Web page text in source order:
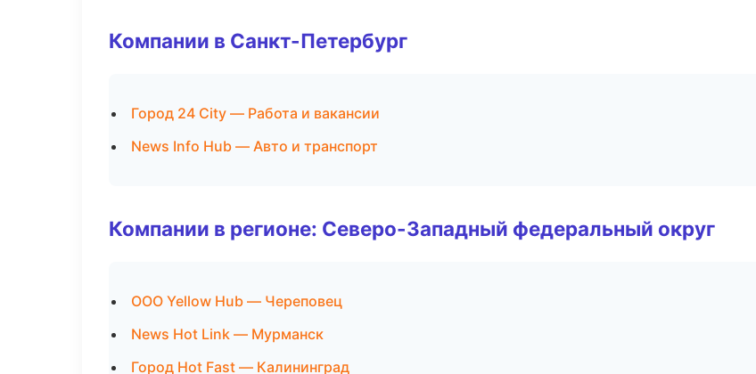
Компании в Санкт-Петербург
Город 24 City — Работа и вакансии
News Info Hub — Авто и транспорт
Компании в регионе: Северо-Западный федеральный округ
ООО Yellow Hub — Череповец
News Hot Link — Мурманск
Город Hot Fast — Калининград